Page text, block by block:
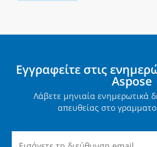
Εγγραφείτε στις
Aspose
Λάβετε μηνιαία ενημερωτικά
απευθείας στο